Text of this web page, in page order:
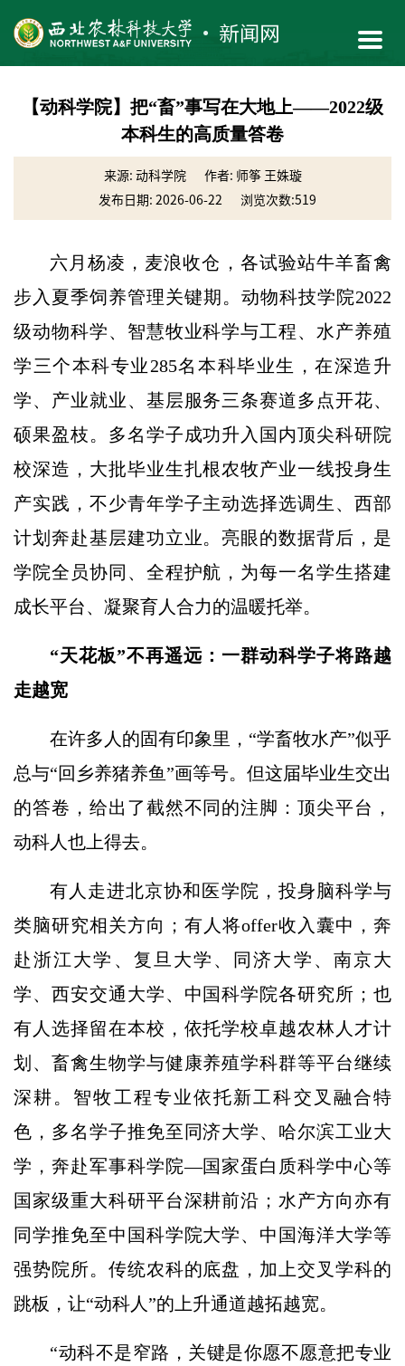
【动科学院】把“畜”事写在大地上——2022级
本科生的高质量答卷
来源: 动科学院
作者: 师筝 王姝璇
发布日期: 2026-06-22
浏览次数:519
六月杨凌，麦浪收仓，各试验站牛羊畜禽
步入夏季饲养管理关键期。动物科技学院2022
级动物科学、智慧牧业科学与工程、水产养殖
学三个本科专业285名本科毕业生，在深造升
学、产业就业、基层服务三条赛道多点开花、
硕果盈枝。多名学子成功升入国内顶尖科研院
校深造，大批毕业生扎根农牧产业一线投身生
产实践，不少青年学子主动选择选调生、西部
计划奔赴基层建功立业。亮眼的数据背后，是
学院全员协同、全程护航，为每一名学生搭建
成长平台、凝聚育人合力的温暖托举。
“天花板”不再遥远：一群动科学子将路越
走越宽
在许多人的固有印象里，“学畜牧水产”似乎
总与“回乡养猪养鱼”画等号。但这届毕业生交出
的答卷，给出了截然不同的注脚：顶尖平台，
动科人也上得去。
有人走进北京协和医学院，投身脑科学与
类脑研究相关方向；有人将offer收入囊中，奔
赴浙江大学、复旦大学、同济大学、南京大
学、西安交通大学、中国科学院各研究所；也
有人选择留在本校，依托学校卓越农林人才计
划、畜禽生物学与健康养殖学科群等平台继续
深耕。智牧工程专业依托新工科交叉融合特
色，多名学子推免至同济大学、哈尔滨工业大
学，奔赴军事科学院—国家蛋白质科学中心等
国家级重大科研平台深耕前沿；水产方向亦有
同学推免至中国科学院大学、中国海洋大学等
强势院所。传统农科的底盘，加上交叉学科的
跳板，让“动科人”的上升通道越拓越宽。
“动科不是窄路，关键是你愿不愿意把专业